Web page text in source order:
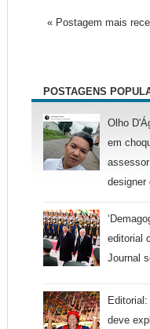
« Postagem mais
POSTAGENS
Olho
em
designer
editorial
Journal
deve